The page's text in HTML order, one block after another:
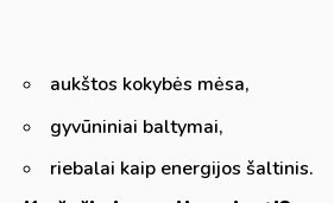
aukštos kokybės mėsa,
gyvūniniai baltymai,
riebalai kaip energijos šaltinis.